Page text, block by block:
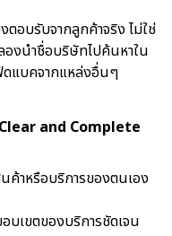
ตอบรับจากลูกค้าจริง ไม่ใช่
งนำชื่อบริษัทไปค้นหาใน
แบคจากแหล่งอื่นๆ
and Complete
ค้าหรือบริการของตนเอง
บเขตของบริการชัดเจน